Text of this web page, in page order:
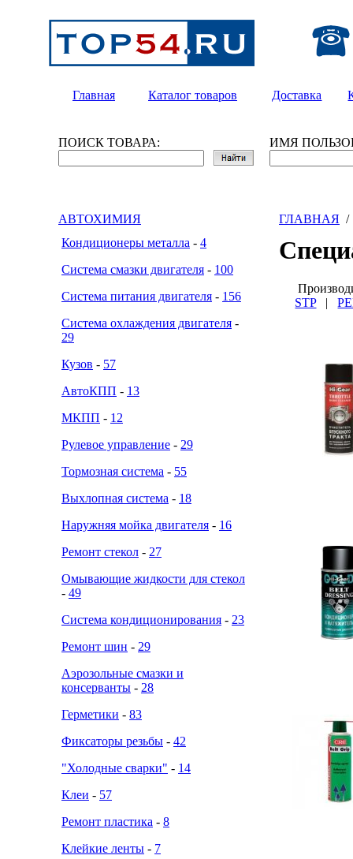
Главная Каталог товаров Доставка
ПОИСК ТОВАРА: ИМЯ
АВТОХИМИЯ
Кондиционеры металла - 4
Система смазки двигателя - 100
Система питания двигателя - 156
Система охлаждения двигателя -
29
Кузов - 57
АвтоКПП - 13
МКПП - 12
Рулевое управление - 29
Тормозная система - 55
Выхлопная система - 18
Наружняя мойка двигателя - 16
Ремонт стекол - 27
Омывающие жидкости для стекол
- 49
Система кондиционирования - 23
Ремонт шин - 29
Аэрозольные смазки и
консерванты - 28
Герметики - 83
Фиксаторы резьбы - 42
"Холодные сварки" - 14
Клеи - 57
Ремонт пластика - 8
Клейкие ленты - 7
ГЛАВНАЯ
STP|